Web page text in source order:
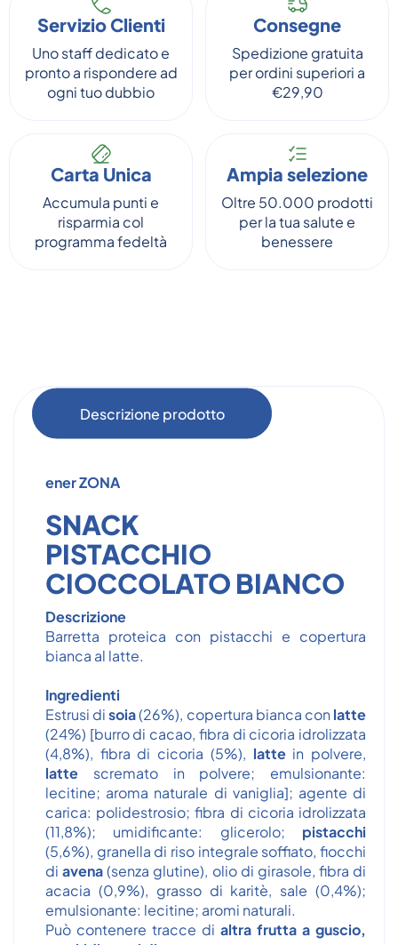
Servizio Clienti
Uno staff dedicato e
pronto a rispondere ad
ogni tuo dubbio
Consegne
Spedizione gratuita
per ordini superiori a
€29,90
Carta Unica
Accumula punti e
risparmia col
programma fedeltà
Ampia selezione
Oltre 50.000 prodotti
per la tua salute e
benessere
Descrizione prodotto
ener ZONA
SNACK
PISTACCHIO
CIOCCOLATO BIANCO
Descrizione
Barretta proteica con pistacchi e copertura
bianca al latte.
Ingredienti
Estrusi disoia(26%), copertura bianca con latte
(24%) [burro di cacao, fibra di cicoria idrolizzata
(4,8%), fibra di cicoria (5%), lattein polvere,
latte scremato in polvere; emulsionante:
lecitine; aroma naturale di vaniglia]; agente di
carica: polidestrosio; fibra di cicoria idrolizzata
(11,8%); umidificante: glicerolo; pistacchi
(5,6%), granella di riso integrale soffiato, fiocchi
diavena(senza glutine), olio di girasole, fibra di
acacia (0,9%), grasso di karitè, sale (0,4%);
emulsionante: lecitine; aromi naturali.
Può contenere tracce di altra frutta a guscio,